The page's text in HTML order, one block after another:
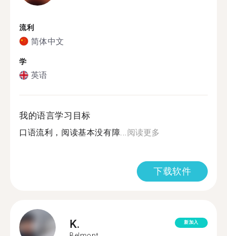
流利
简体中文
学
英语
我的语言学习目标
口语流利，阅读基本没有障...阅读更多
下载软件
K. 新加入